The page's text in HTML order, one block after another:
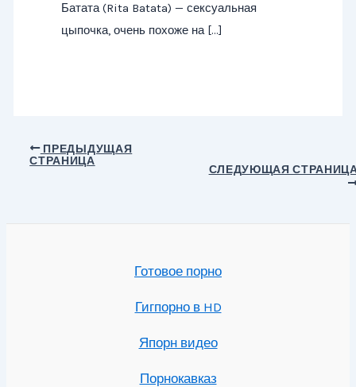
Батата (Rita Batata) — сексуальная
цыпочка, очень похоже на […]
Навигация
ПРЕДЫДУЩАЯ
СТРАНИЦА
СЛЕДУЮЩАЯ
Готовое порно
Гигпорно в HD
Япорн видео
Порнокавказ